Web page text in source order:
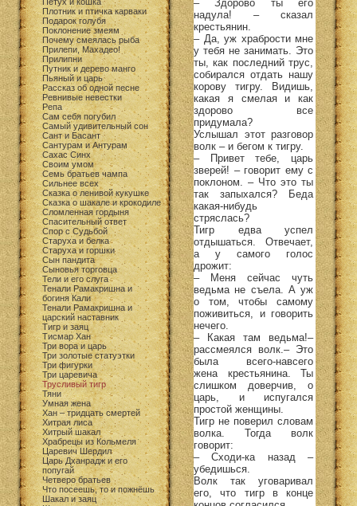
Плотник и птичка карваки
Подарок голубя
Поклонение змеям
Почему смеялась рыба
Прилепи, Махадео!
Прилипни
Путник и дерево манго
Пьяный и царь
Рассказ об одной песне
Ревнивые невестки
Репа
Сам себя погубил
Самый удивительный сон
Сант и Басант
Сантурам и Антурам
Сахас Синх
Своим умом
Семь братьев чампа
Сильнее всех
Сказка о ленивой кукушке
Сказка о шакале и крокодиле
Сломленная гордыня
Спасительный ответ
Спор с Судьбой
Старуха и белка
Старуха и горшки
Сын пандита
Сыновья торговца
Тели и его слуга
Тенали Рамакришна и
богиня Кали
Тенали Рамакришна и
царский наставник
Тигр и заяц
Тисмар Хан
Три вора и царь
Три золотые статуэтки
Три фигурки
Три царевича
Трусливый тигр
Тяни
Умная жена
Хан – тридцать смертей
Хитрая лиса
Хитрый шакал
Храбрецы из Кольмеля
Царевич Шердил
Царь Дханрадж и его
попугай
Четверо братьев
Что посеешь, то и пожнёшь
Шакал и заяц
– Здорово ты его
надула! – сказал
крестьянин.
– Да, уж храбрости мне
у тебя не занимать. Это
ты, как последний трус,
собирался отдать нашу
корову тигру. Видишь,
какая я смелая и как
здорово все
придумала?
Услышал этот разговор
волк – и бегом к тигру.
– Привет тебе, царь
зверей! – говорит ему с
поклоном. – Что это ты
так запыхался? Беда
какая-нибудь
стряслась?
Тигр едва успел
отдышаться. Отвечает,
а у самого голос
дрожит:
– Меня сейчас чуть
ведьма не съела. А уж
о том, чтобы самому
поживиться, и говорить
нечего.
– Какая там ведьма!–
рассмеялся волк.– Это
была всего-навсего
жена крестьянина. Ты
слишком доверчив, о
царь, и испугался
простой женщины.
Тигр не поверил словам
волка. Тогда волк
говорит:
– Сходи-ка назад –
убедишься.
Волк так уговаривал
его, что тигр в конце